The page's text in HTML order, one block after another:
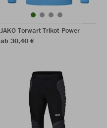
JAKO Torwart-Trikot Power
ab 30,40 €